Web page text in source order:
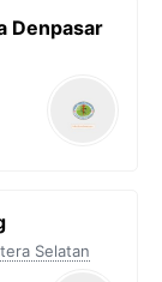
Denpasar
Selatan